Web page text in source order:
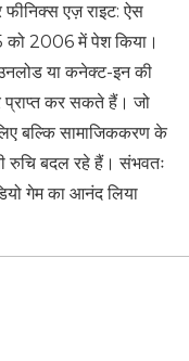
एज़ राइट: ऐस
को 2006 में पेश किया।
या कनेक्ट-इन की
प्राप्त कर सकते हैं। जो
बल्कि सामाजिककरण के
रुचि बदल रहे हैं। संभवतः
गेम का आनंद लिया